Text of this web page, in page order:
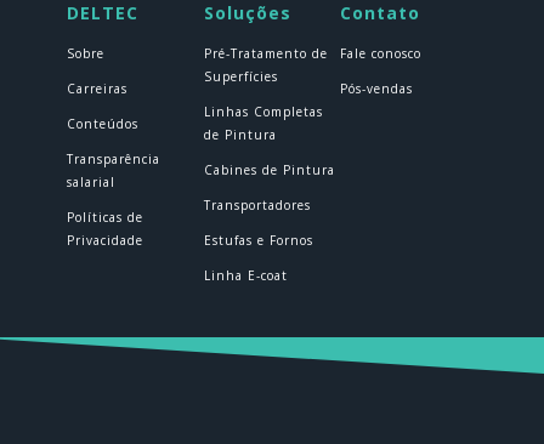
DELTEC Soluções Contato
Sobre
Carreiras
Conteúdos
Transparência
salarial
Políticas de
Privacidade
Pré-Tratamento de
Superfícies
Linhas Completas
de Pintura
Cabines de Pintura
Transportadores
Estufas e Fornos
Linha E-coat
Fale conosco
Pós-vendas